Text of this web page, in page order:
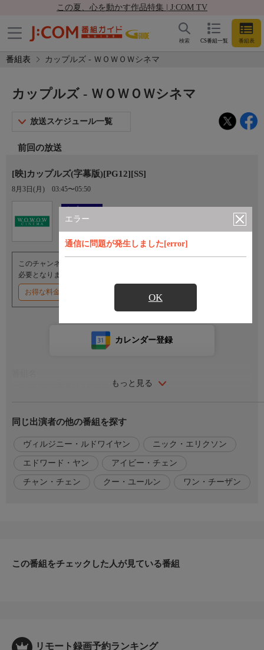
この夏、心を動かす作品特集 | J:COM TV
CS番組一覧 番組表
検索
番組表 カップルズ - ＷＯＷＯＷシネマ
エラー
通信に問題が発生しました[error]
OK
カップルズ - ＷＯＷＯＷシネマ
放送スケジュール一覧
前回の放送
[映]カップルズ(字幕版)[PG12][SS]
8月3日(月) 03:45〜05:50
オプション
Ch.193
ＷＯＷＯＷシネマ
このチャンネルのご視聴には、オプションチャンネル(有料)のご契約が
必要となります。
お得な料金割引キャンペーン実施中
もっと見る
カレンダー登録
台北。不良４人組のレッドフィッシュ、ホンコン、トゥースペイ
スト、ルンルンは、いんちきな占いで人を騙したり、ナンパした
女の子を仲良く共有しあう。今夜も街に繰り出して騒ぎを巻き起
こしているさなか、英国人の恋人を追って台湾までやって来たフ
ランス人少女、マルトと４人はふと知り合う。そんな彼女の出現
をきっかけに、家族以上に深い絆で結ばれていたはずである４人
賞
【脚本】エドワード・ヤン
同じ出演者の他の番組を探す
ヴィルジニー・ルドワイヤン ニック・エリクソン
エドワード・ヤン アイビー・チェン
チャン・チェン クー・ユールン ワン・チーザン
この番組をチェックした人が見ている番組
リモート録画予約ランキング